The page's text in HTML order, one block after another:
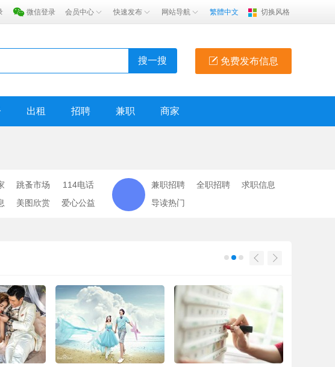
微信登录 会员中心 快速发布 网站导航 繁體中文 切换风格
免费发布信息
搜一搜
出租 招聘 兼职 商家
跳蚤市场
114电话
美图欣赏 爱心公益
兼职招聘 全职招聘
求职信息
导读热门